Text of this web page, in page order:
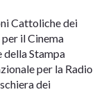
Cattoliche dei
il Cinema
della Stampa
per la Radio
dei